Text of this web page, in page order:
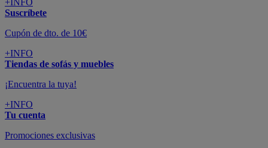
+INFO
Suscríbete
Cupón de dto. de 10€
+INFO
Tiendas de sofás y muebles
¡Encuentra la tuya!
+INFO
Tu cuenta
Promociones exclusivas